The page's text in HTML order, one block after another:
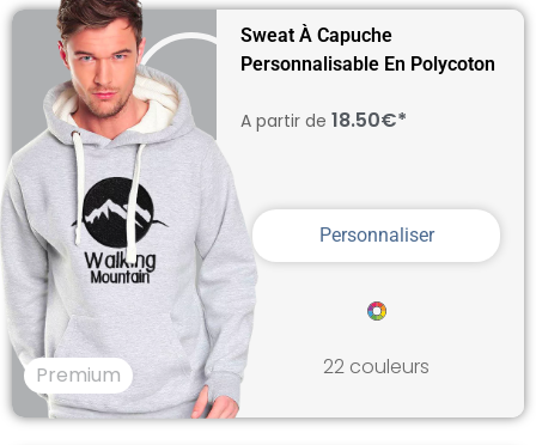
Premium
Sweat À Capuche
Personnalisable En Polycoton
A partir de18.50€*
Personnaliser
22 couleurs